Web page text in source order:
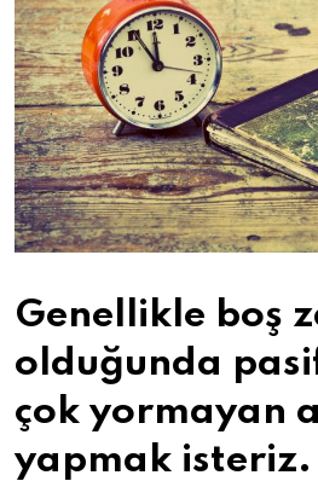
Genellikle boş
olduğunda
çok yormayan
yapmak isteriz.